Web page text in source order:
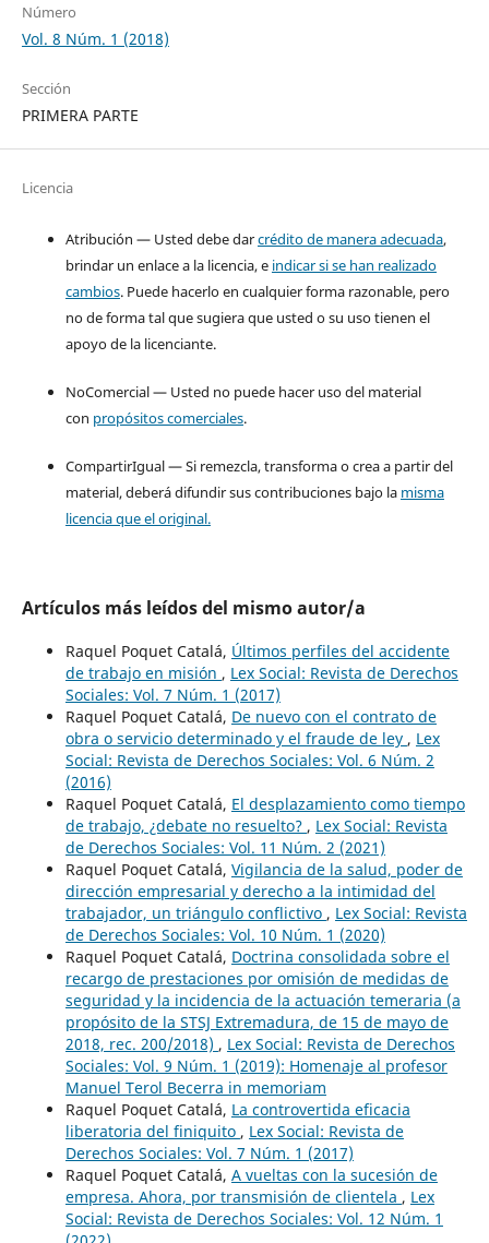
Número
Vol. 8 Núm. 1 (2018)
Sección
PRIMERA PARTE
Licencia
Atribución — Usted debe darcrédito de manera adecuada,
brindar un enlace a la licencia, e indicar si se han realizado
cambios. Puede hacerlo en cualquier forma razonable, pero
no de forma tal que sugiera que usted o su uso tienen el
apoyo de la licenciante.
NoComercial — Usted no puede hacer uso del material
con propósitos comerciales.
CompartirIgual — Si remezcla, transforma o crea a partir del
material, deberá difundir sus contribuciones bajo la misma
licencia que el original.
Artículos más leídos del mismo autor/a
Raquel Poquet Catalá, Últimos perfiles del accidente
de trabajo en misión , Lex Social: Revista de Derechos
Sociales: Vol. 7 Núm. 1 (2017)
Raquel Poquet Catalá, De nuevo con el contrato de
obra o servicio determinado y el fraude de ley , Lex
Social: Revista de Derechos Sociales: Vol. 6 Núm. 2
(2016)
Raquel Poquet Catalá, El desplazamiento como tiempo
de trabajo, ¿debate no resuelto? , Lex Social: Revista
de Derechos Sociales: Vol. 11 Núm. 2 (2021)
Raquel Poquet Catalá, Vigilancia de la salud, poder de
dirección empresarial y derecho a la intimidad del
trabajador, un triángulo conflictivo , Lex Social: Revista
de Derechos Sociales: Vol. 10 Núm. 1 (2020)
Raquel Poquet Catalá, Doctrina consolidada sobre el
recargo de prestaciones por omisión de medidas de
seguridad y la incidencia de la actuación temeraria (a
propósito de la STSJ Extremadura, de 15 de mayo de
2018, rec. 200/2018) , Lex Social: Revista de Derechos
Sociales: Vol. 9 Núm. 1 (2019): Homenaje al profesor
Manuel Terol Becerra in memoriam
Raquel Poquet Catalá, La controvertida eficacia
liberatoria del finiquito , Lex Social: Revista de
Derechos Sociales: Vol. 7 Núm. 1 (2017)
Raquel Poquet Catalá, A vueltas con la sucesión de
empresa. Ahora, por transmisión de clientela , Lex
Social: Revista de Derechos Sociales: Vol. 12 Núm. 1